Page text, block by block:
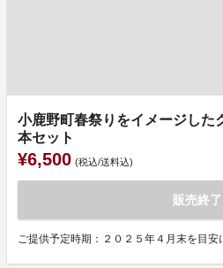
小鹿野町春祭りをイメージした
本セット
¥6,500 (税込/送料込)
販売終了
ご提供予定時期：２０２５年４月末を目安